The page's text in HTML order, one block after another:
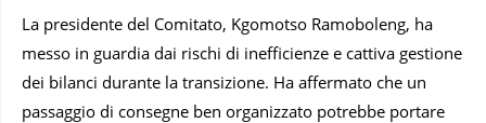
La presidente del Comitato, Kgomotso Ramoboleng, ha
messo in guardia dai rischi di inefficienze e cattiva gestione
dei bilanci durante la transizione. Ha affermato che un
passaggio di consegne ben organizzato potrebbe portare